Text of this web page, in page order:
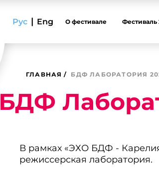
Рус | Eng О фестивале Фестиваль
ГЛАВНАЯ БДФ ЛАБОРАТОРИЯ
БДФ
В рамках «ЭХО БДФ -
режиссерская лаборатория.